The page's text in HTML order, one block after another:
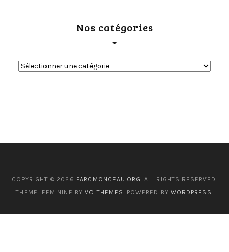
Nos catégories
COPYRIGHT © 2026 PARCMONCEAU.ORG. ALL RIGHTS RESERVED.
THEME: FEMININE BY VOLTHEMES. POWERED BY WORDPRESS.